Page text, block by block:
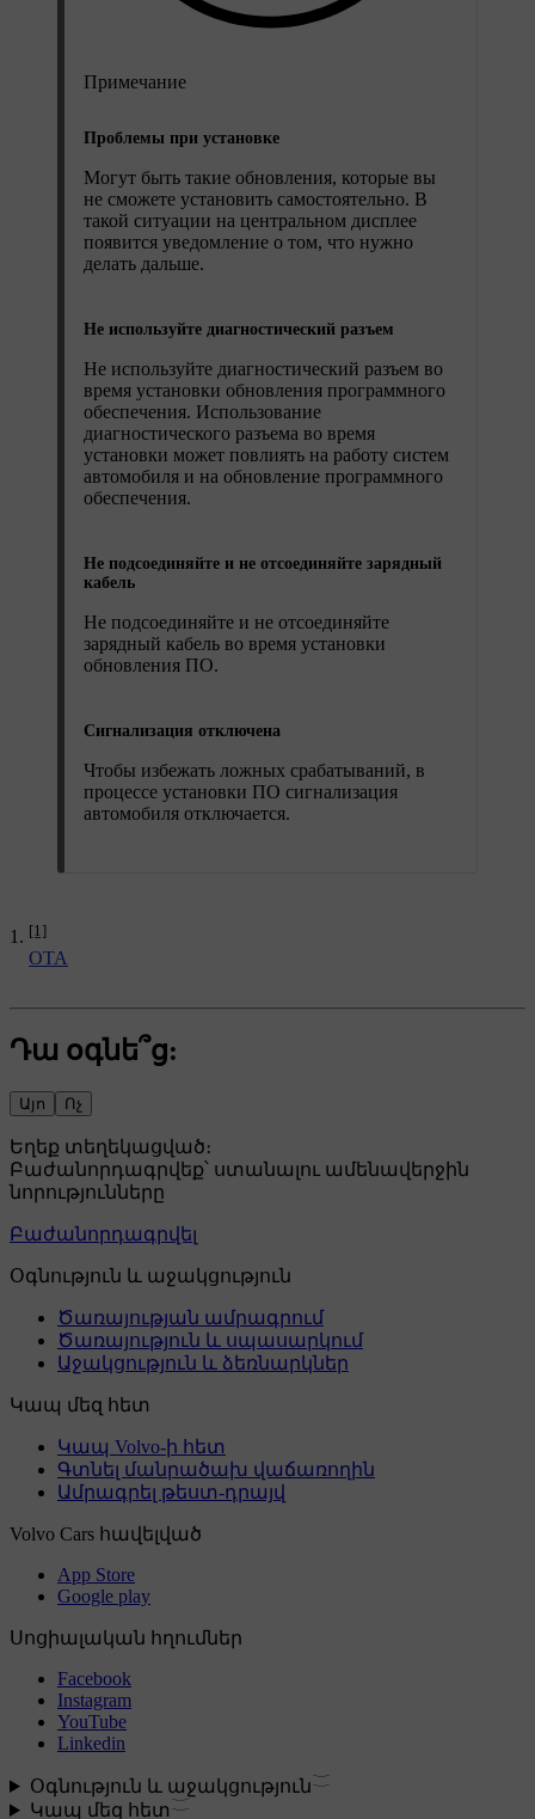
Примечание
Проблемы при установке
Могут быть такие обновления, которые вы
не сможете установить самостоятельно. В
такой ситуации на центральном дисплее
появится уведомление о том, что нужно
делать дальше.
Не используйте диагностический разъем
Не используйте диагностический разъем во
время установки обновления программного
обеспечения. Использование
диагностического разъема во время
установки может повлиять на работу систем
автомобиля и на обновление программного
обеспечения.
Не подсоединяйте и не отсоединяйте зарядный
кабель
Не подсоединяйте и не отсоединяйте
зарядный кабель во время установки
обновления ПО.
Сигнализация отключена
Чтобы избежать ложных срабатываний, в
процессе установки ПО сигнализация
автомобиля отключается.
[1]
OTA
Դա օգնե՞ց:
Այո Ոչ